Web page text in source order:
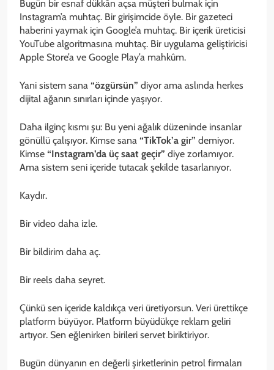
Bugün bir esnaf dükkân açsa müşteri bulmak için
Instagram’a muhtaç. Bir girişimcide öyle. Bir gazeteci
haberini yaymak için Google’a muhtaç. Bir içerik üreticisi
YouTube algoritmasına muhtaç. Bir uygulama geliştiricisi
Apple Store’a ve Google Play’a mahkûm.
Yani sistem sana “özgürsün” diyor ama aslında herkes
dijital ağanın sınırları içinde yaşıyor.
Daha ilginç kısmı şu: Bu yeni ağalık düzeninde insanlar
gönüllü çalışıyor. Kimse sana “TikTok’a gir” demiyor.
Kimse “Instagram’da üç saat geçir” diye zorlamıyor.
Ama sistem seni içeride tutacak şekilde tasarlanıyor.
Kaydır.
Bir video daha izle.
Bir bildirim daha aç.
Bir reels daha seyret.
Çünkü sen içeride kaldıkça veri üretiyorsun. Veri ürettikçe
platform büyüyor. Platform büyüdükçe reklam geliri
artıyor. Sen eğlenirken birileri servet biriktiriyor.
Bugün dünyanın en değerli şirketlerinin petrol firmaları